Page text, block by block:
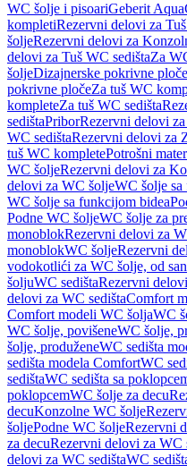
WC šolje i pisoariGeberit
kompletiRezervni delovi za
šoljeRezervni delovi za
delovi za Tuš WC sedištaZa
šoljeDizajnerske pokrivne ploče
pokrivne pločeZa tuš WC
kompleteZa tuš WC sedišta
sedištaPriborRezervni delovi
WC sedištaRezervni delovi za
tuš WC kompletePotrošni
WC šoljeRezervni delovi za
delovi za WC šoljeWC šolje
WC šolje sa funkcijom bidea
Podne WC šoljeWC šolje za
monoblokRezervni delovi za
monoblokWC šoljeRezervni
vodokotlići za WC šolje, od
šoljuWC sedištaRezervni
delovi za WC sedištaComfort
Comfort modeli WC šoljaWC
WC šolje, povišeneWC šolje,
šolje, produženeWC sedišta
sedišta modela ComfortWC
sedištaWC sedišta sa
poklopcemWC šolje za decu
decuKonzolne WC šolje
šoljePodne WC šoljeRezervni
za decuRezervni delovi za WC
delovi za WC sedištaWC